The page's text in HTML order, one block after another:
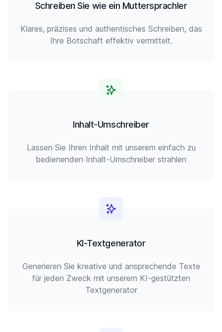
Schreiben Sie wie ein Muttersprachler
Klares, präzises und authentisches Schreiben, das
Ihre Botschaft effektiv vermittelt.
Inhalt-Umschreiber
Lassen Sie Ihren Inhalt mit unserem einfach zu
bedienenden Inhalt-Umschreiber strahlen
KI-Textgenerator
Generieren Sie kreative und ansprechende Texte
für jeden Zweck mit unserem KI-gestützten
Textgenerator